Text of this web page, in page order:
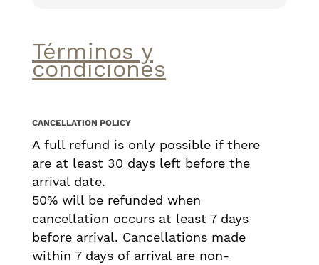
rutas de senderismo y ciclismo con
paisajes impresionantes. Además, en los
degustar la gastronomía típica de la
isla.
La casa también dispone de una
barbacoa en la zona exterior, perfecta
para compartir comidas al aire libre, así
como acceso a una piscina comunitaria
para refrescarse en los días más cálidos.
Con un entorno que invita al descanso y
Términos y
condiciones
CANCELLATION POLICY
A full refund is only possible if there
are at least 30 days left before the
arrival date.
50% will be refunded when
cancellation occurs at least 7 days
before arrival. Cancellations made
within 7 days of arrival are non-